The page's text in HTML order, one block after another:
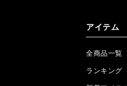
アイテム
全商品一覧
ランキング